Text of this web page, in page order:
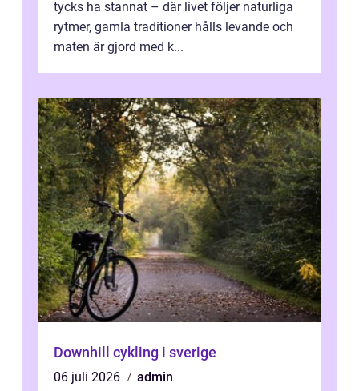
tycks ha stannat – där livet följer naturliga
rytmer, gamla traditioner hålls levande och
maten är gjord med k...
Downhill cykling i sverige
06 juli 2026
admin